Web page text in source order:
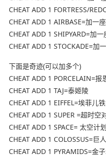
CHEAT ADD 1 FORTRESS/
CHEAT ADD 1 AIRBASE=加一
CHEAT ADD 1 SHIPYARD=加一
CHEAT ADD 1 STOCKADE=加
下面是奇迹(可以加多个)
CHEAT ADD 1 PORCELAIN=报
CHEAT ADD 1 TAJ=泰姬陵
CHEAT ADD 1 EIFFEL=埃菲儿
CHEAT ADD 1 SUPER =超时空
CHEAT ADD 1 SPACE= 太空计划
CHEAT ADD 1 COLOSSUS=巨
CHEAT ADD 1 PYRAMIDS=金